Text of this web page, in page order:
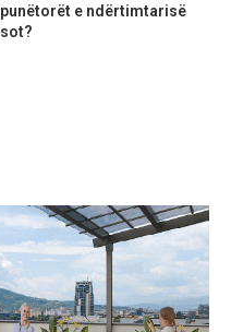
punëtorët e ndërtimtarisë
sot?